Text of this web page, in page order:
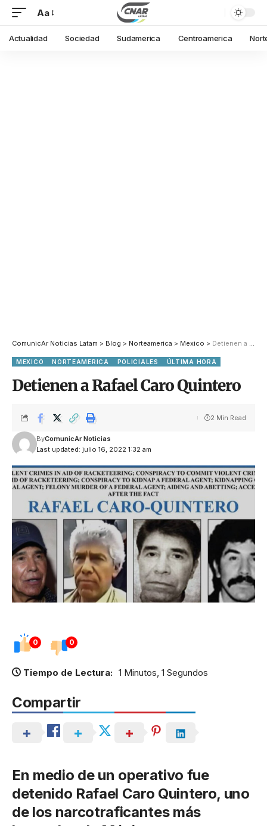
Aa
Actualidad Sociedad Sudamerica Centroamerica
ComunicAr Noticias Latam > Blog > Norteamerica > Mexico > Detienen a Rafael Caro Quintero
MEXICO NORTEAMERICA POLICIALES ÚLTIMA HORA
Detienen a Rafael Caro Quintero
Last updated: julio 16, 2022 1:32 am
ByComunicAr Noticias
2 Min Read
0 0
Tiempo de Lectura: 1 Minutos, 1 Segundos
Compartir
En medio de un operativo fue
detenido Rafael Caro Quintero, uno
de los narcotraficantes más